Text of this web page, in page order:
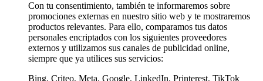
Con tu consentimiento, también te informaremos sobre
promociones externas en nuestro sitio web y te mostraremos
productos relevantes. Para ello, comparamos tus datos
personales encriptados con los siguientes proveedores
externos y utilizamos sus canales de publicidad online,
siempre que ya utilices sus servicios:
Bing, Criteo, Meta, Google, LinkedIn, Printerest, TikTok